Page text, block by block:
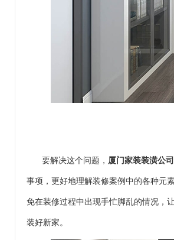
要解决这个问题， 厦门家装装潢公司
事项，更好地理解装修案例中的各种元
免在装修过程中出现手忙脚乱的情况，
装好新家。